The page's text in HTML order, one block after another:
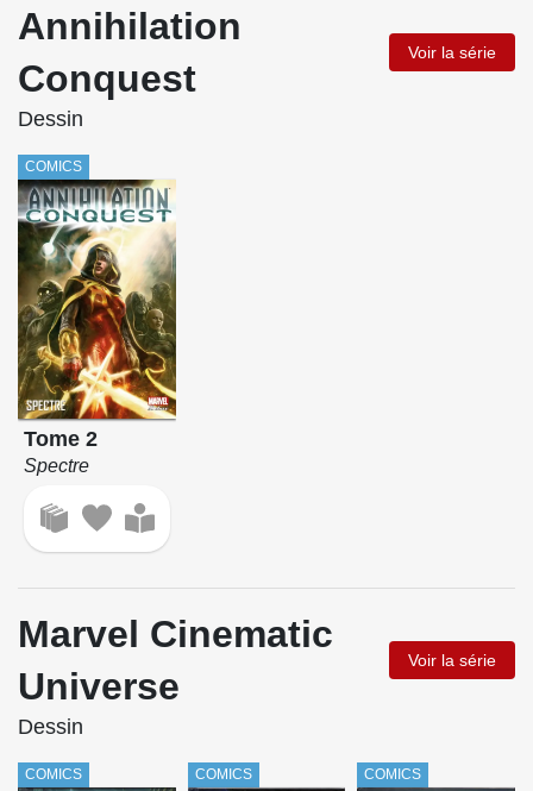
Annihilation
Conquest
Voir la série
Dessin
COMICS
Tome 2
Spectre
Marvel Cinematic
Universe
Voir la série
Dessin
COMICS COMICS COMICS